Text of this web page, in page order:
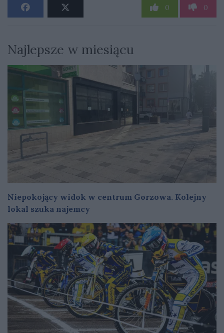
0 0
Najlepsze w miesiącu
Niepokojący widok w centrum Gorzowa. Kolejny
lokal szuka najemcy